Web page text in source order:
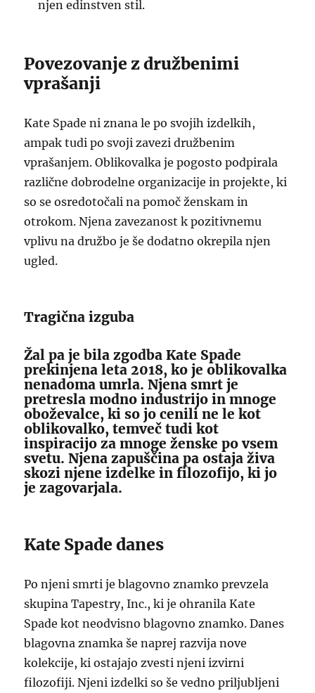
njen edinstven stil.
Povezovanje z družbenimi
vprašanji
Kate Spade ni znana le po svojih izdelkih,
ampak tudi po svoji zavezi družbenim
vprašanjem. Oblikovalka je pogosto podpirala
različne dobrodelne organizacije in projekte, ki
so se osredotočali na pomoč ženskam in
otrokom. Njena zavezanost k pozitivnemu
vplivu na družbo je še dodatno okrepila njen
ugled.
Tragična izguba
Žal pa je bila zgodba Kate Spade
prekinjena leta 2018, ko je oblikovalka
nenadoma umrla. Njena smrt je
pretresla modno industrijo in mnoge
oboževalce, ki so jo cenili ne le kot
oblikovalko, temveč tudi kot
inspiracijo za mnoge ženske po vsem
svetu. Njena zapuščina pa ostaja živa
skozi njene izdelke in filozofijo, ki jo
je zagovarjala.
Kate Spade danes
Po njeni smrti je blagovno znamko prevzela
skupina Tapestry, Inc., ki je ohranila Kate
Spade kot neodvisno blagovno znamko. Danes
blagovna znamka še naprej razvija nove
kolekcije, ki ostajajo zvesti njeni izvirni
filozofiji. Njeni izdelki so še vedno priljubljeni